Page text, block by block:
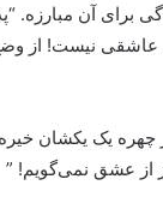
برای آن مبارزه.
عاشقی نیست! از
چهره یک یکشان
از عشق نمی‌گویم! ”